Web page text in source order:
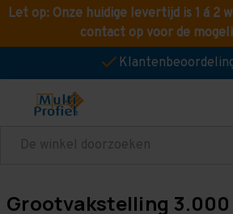
Let op: Onze huidige levertijd is 1 á 2
contact op voor de
Zoeken
Grootvakstelling 3.000